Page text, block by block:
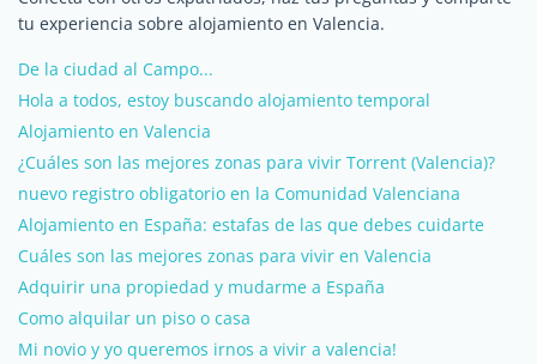
tu experiencia sobre alojamiento en Valencia.
De la ciudad al Campo...
Hola a todos, estoy buscando alojamiento temporal
Alojamiento en Valencia
¿Cuáles son las mejores zonas para vivir Torrent (Valencia)?
nuevo registro obligatorio en la Comunidad Valenciana
Alojamiento en España: estafas de las que debes cuidarte
Cuáles son las mejores zonas para vivir en Valencia
Adquirir una propiedad y mudarme a España
Como alquilar un piso o casa
Mi novio y yo queremos irnos a vivir a valencia!